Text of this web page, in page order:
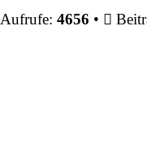
Aufrufe: 4656 •